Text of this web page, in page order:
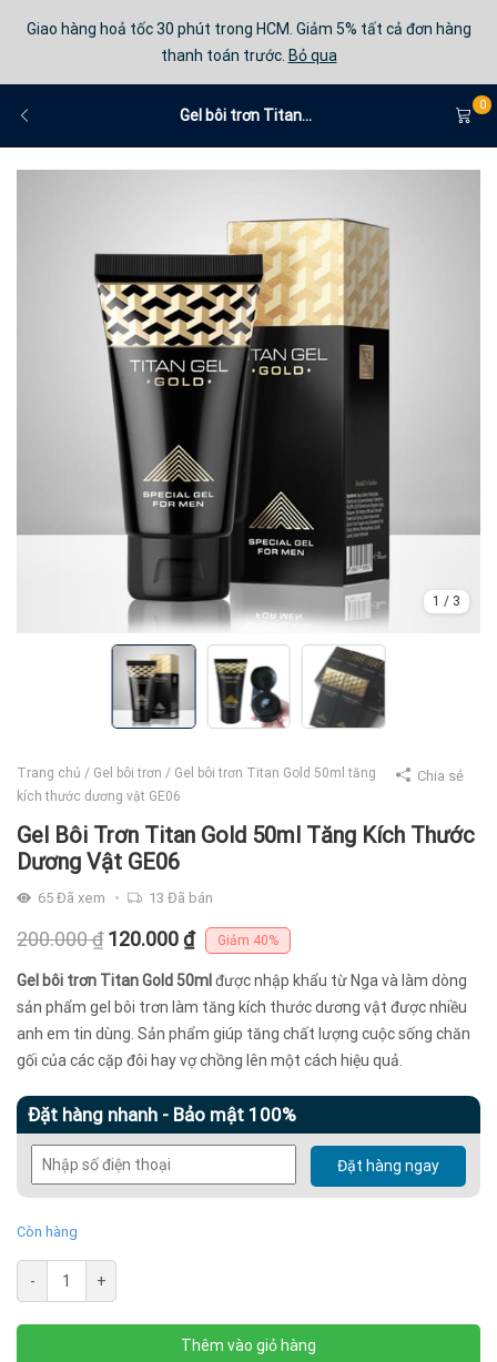
Giao hàng hoả tốc 30 phút trong HCM. Giảm 5% tất cả đơn hàng
thanh toán trước. Bỏ qua
Gel bôi trơn Titan...
0
1 / 3
Trang chủ / Gel bôi trơn / Gel bôi trơn Titan Gold 50ml tăng
kích thước dương vật GE06
Gel Bôi Trơn Titan Gold 50ml Tăng Kích Thước
Dương Vật GE06
65 Đã xem 13 Đã bán
200.000₫ Giá
gốc
là:
200.000 ₫.
120.000₫Giá
hiện
tại
là:
120.000 ₫.
Giảm 40%
Gel bôi trơn Titan Gold 50ml được nhập khẩu từ Nga và làm dòng
sản phẩm gel bôi trơn làm tăng kích thước dương vật được nhiều
anh em tin dùng. Sản phẩm giúp tăng chất lượng cuộc sống chăn
gối của các cặp đôi hay vợ chồng lên một cách hiệu quả.
Đặt hàng nhanh - Bảo mật 100%
Đặt hàng ngay
Còn hàng
-
bôi
trơn
+
Thêm vào giỏ hàng
Chia sẻ